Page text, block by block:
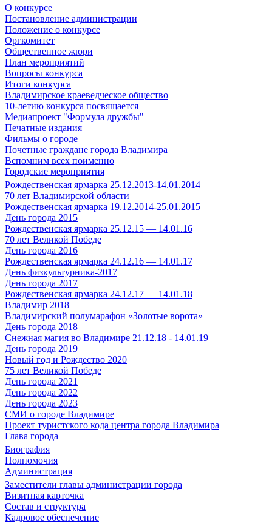
О конкурсе
Постановление администрации
Положение о конкурсе
Оргкомитет
Общественное жюри
План мероприятий
Вопросы конкурса
Итоги конкурса
Владимирское краеведческое общество
10-летию конкурса посвящается
Медиапроект "Формула дружбы"
Печатные издания
Фильмы о городе
Почетные граждане города Владимира
Вспомним всех поименно
Городские мероприятия
Рождественская ярмарка 25.12.2013-14.01.2014
70 лет Владимирской области
Рождественская ярмарка 19.12.2014-25.01.2015
День города 2015
Рождественская ярмарка 25.12.15 — 14.01.16
70 лет Великой Победе
День города 2016
Рождественская ярмарка 24.12.16 — 14.01.17
День физкультурника-2017
День города 2017
Рождественская ярмарка 24.12.17 — 14.01.18
Владимир 2018
Владимирский полумарафон «Золотые ворота»
День города 2018
Снежная магия во Владимире 21.12.18 - 14.01.19
День города 2019
Новый год и Рождество 2020
75 лет Великой Победе
День города 2021
День города 2022
День города 2023
СМИ о городе Владимире
Проект туристского кода центра города Владимира
Глава города
Биография
Полномочия
Администрация
Заместители главы администрации города
Визитная карточка
Состав и структура
Кадровое обеспечение